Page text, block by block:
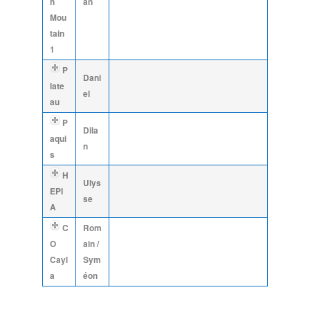
Mou
tain
1
P
late
au
Dani
el
P
aqui
s
Dila
n
H
EPI
A
Ulys
se
C
O
Cayl
a
Rom
ain /
Sym
éon